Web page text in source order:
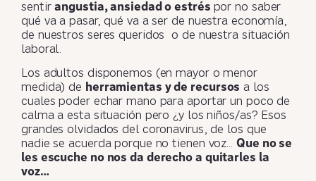
sentirangustia, ansiedad o estrés por no saber
qué va a pasar, qué va a ser de nuestra economía,
de nuestros seres queridos o de nuestra situación
laboral.
Los adultos disponemos (en mayor o menor
medida) de herramientas y de recursos a los
cuales poder echar mano para aportar un poco de
calma a esta situación pero ¿y los niños/as? Esos
grandes olvidados del coronavirus, de los que
nadie se acuerda porque no tienen voz…Que no se
les escuche no nos da derecho a quitarles la
voz…